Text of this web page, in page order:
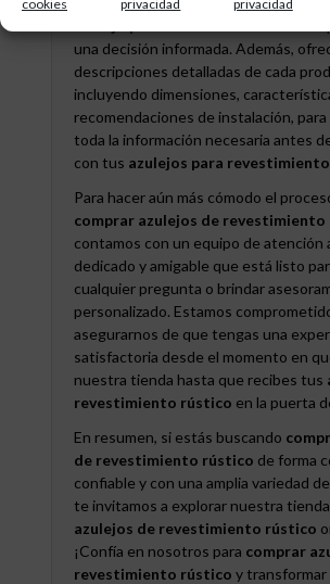
cookies
privacidad
privacidad
una decisión informada. Además,
descripciones detalladas de cada
incluyendo dimensiones,
recomendaciones de instalación,
toda la información necesaria antes
con tus azulejos para
Para hacer aún más cómodo el
comprar azulejos de
contamos con un equipo de atención
dedicado y amigable que está listo
cualquier pregunta o brindar
personalizado. Estamos
asegurarnos de que tengas una
satisfactoria desde el momento en
nuestra tienda hasta que recibes tus
revestimiento rústico en la puerta
En resumen, si estás buscando
de revestimiento rústico de forma
confiable y con una amplia variedad
te invitamos a explorar nuestra
azulejos de revestimiento rústico
¡Confía en nosotros para comprar
revestimiento rústico y transformar